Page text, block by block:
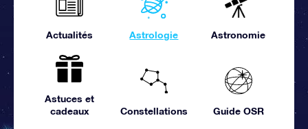
Actualités Astrologie Astronomie
Astuces et
cadeaux
Constellations Guide OSR